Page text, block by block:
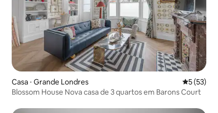
Casa ⋅ Grande Londres 5 de uma
5 (53)
Blossom House Nova casa de 3 quartos em Barons Court